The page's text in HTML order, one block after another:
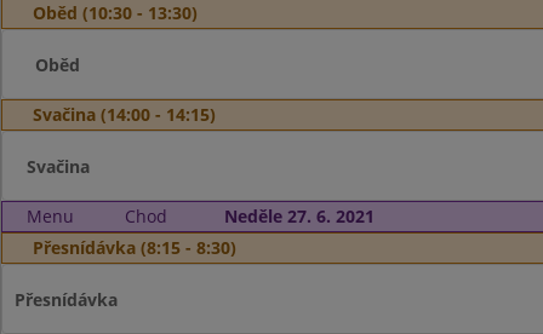
Oběd (10:30 - 13:30)
Oběd
Svačina (14:00 - 14:15)
Svačina
Menu Chod
Neděle 27. 6. 2021
Přesnídávka (8:15 - 8:30)
Přesnídávka